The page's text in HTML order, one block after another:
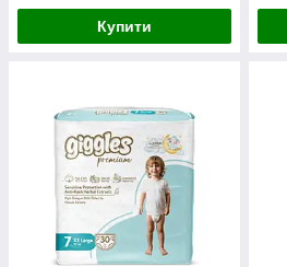
Купити